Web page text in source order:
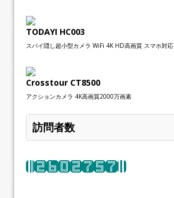
TODAYI HC003
スパイ隠し超小型カメラ WiFi 4K HD高画質 スマホ対応
Crosstour CT8500
アクションカメラ 4K高画質2000万画素
訪問者数